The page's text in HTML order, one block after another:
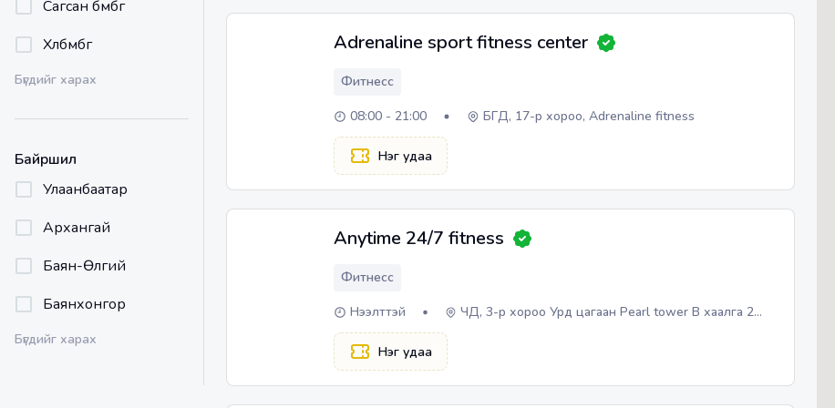
Сагсан бөмбөг
Хөлбөмбөг
Бүгдийг харах
Байршил
Улаанбаатар
Архангай
Баян-Өлгий
Баянхонгор
Бүгдийг харах
Adrenaline sport fitness center
Фитнесс
08:00 - 21:00
БГД, 17-р хороо, Adrenaline fitness
Нэг удаа
Anytime 24/7 fitness
Фитнесс
Нээлттэй
ЧД, 3-р хороо Урд цагаан Pearl tower B хаалга 2
Нэг удаа